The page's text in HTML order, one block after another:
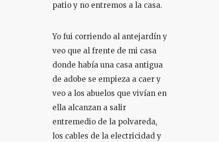
patio y no entremos a la casa.
Yo fui corriendo al antejardín y
veo que al frente de mi casa
donde había una casa antigua
de adobe se empieza a caer y
veo a los abuelos que vivían en
ella alcanzan a salir
entremedio de la polvareda,
los cables de la electricidad y